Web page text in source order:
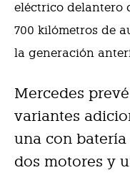
eléctrico delantero
700 kilómetros de
la generación
Mercedes
variantes
una con
dos motores y